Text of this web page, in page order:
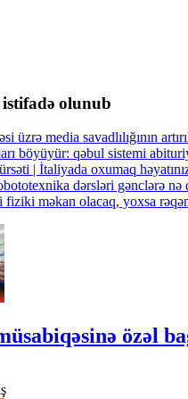
olunub
üzrə media savadlılığının
böyüyür: qəbul sistemi
| İtaliyada oxumaq
dərsləri gənclərə
fiziki məkan olacaq, yoxsa
özəl